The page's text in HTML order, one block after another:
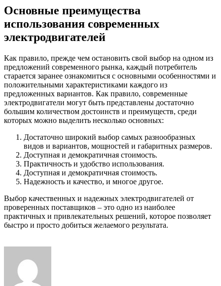
Основные преимущества
использования современных
электродвигателей
Как правило, прежде чем остановить свой выбор на одном из
предложений современного рынка, каждый потребитель
старается заранее ознакомиться с основными особенностями и
положительными характеристиками каждого из
предложенных вариантов. Как правило, современные
электродвигатели могут быть представлены достаточно
большим количеством достоинств и преимуществ, среди
которых можно выделить несколько основных:
Достаточно широкий выбор самых разнообразных
видов и вариантов, мощностей и габаритных размеров.
Доступная и демократичная стоимость.
Практичность и удобство использования.
Доступная и демократичная стоимость.
Надежность и качество, и многое другое.
Выбор качественных и надежных электродвигателей от
проверенных поставщиков – это одно из наиболее
практичных и привлекательных решений, которое позволяет
быстро и просто добиться желаемого результата.